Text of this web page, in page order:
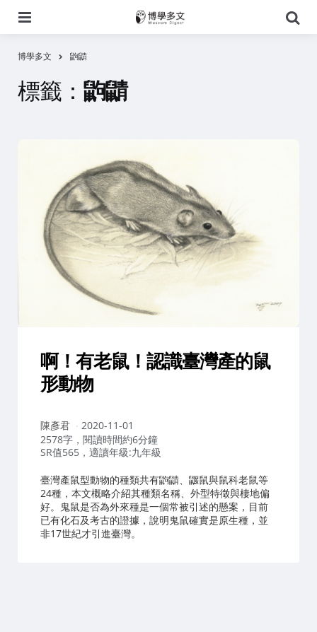
尋
博學多文 鼩鼱
標籤： 鼩鼱
啊！有老鼠！認識臺灣產的鼠
形動物
作
者：
陳彥君
2020-11-01
2578字，閱讀時間約6分鐘
SR值565，適讀年級:九年級
臺灣產鼠型動物的種類共有鼩鼱、鼴鼠與鼠科老鼠等
24種，本文概略介紹其種類名稱、外型特徵與棲地偏
好。鬼鼠是否為外來種是一個常被引述的懸案，目前
已有化石及考古的證據，說明鬼鼠確實是原生種，並
非17世紀才引進臺灣。